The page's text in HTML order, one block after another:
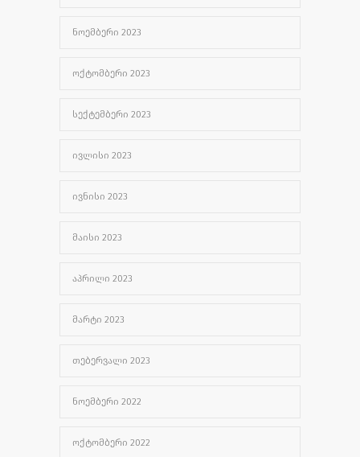
ᲜᲝᲔᲛᲑᲔᲠᲘ 2023
ᲝᲥᲢᲝᲛᲑᲔᲠᲘ 2023
ᲡᲔᲥᲢᲔᲛᲑᲔᲠᲘ 2023
ᲘᲕᲚᲘᲡᲘ 2023
ᲘᲕᲜᲘᲡᲘ 2023
ᲛᲐᲘᲡᲘ 2023
ᲐᲞᲠᲘᲚᲘ 2023
ᲛᲐᲠᲢᲘ 2023
ᲗᲔᲑᲔᲠᲕᲐᲚᲘ 2023
ᲜᲝᲔᲛᲑᲔᲠᲘ 2022
ᲝᲥᲢᲝᲛᲑᲔᲠᲘ 2022